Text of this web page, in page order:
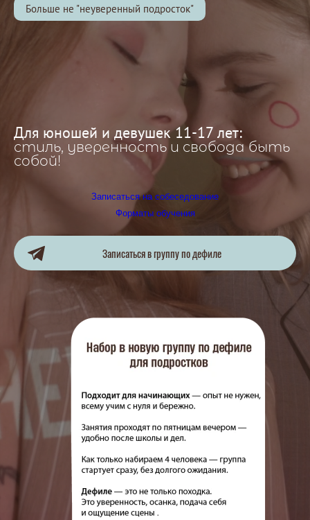
Больше не "неуверенный подросток"
Для юношей и девушек 11-17 лет:
стиль, уверенность и свобода быть
собой!
Записаться на собеседование
Форматы обучения
Записаться в группу по дефиле